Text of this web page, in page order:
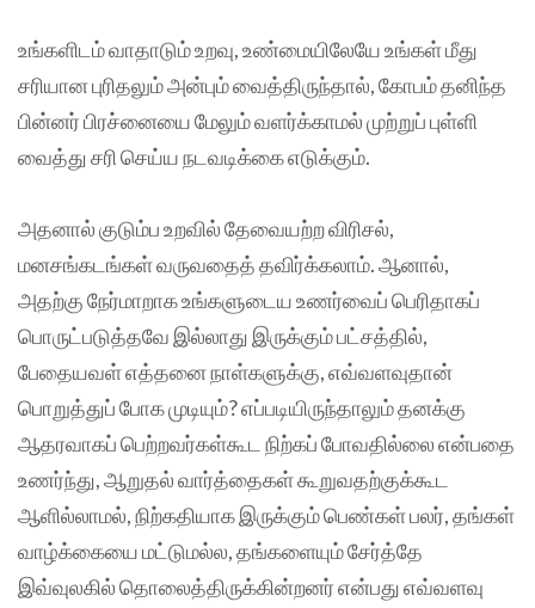
உங்களிடம் வாதாடும் உறவு, உண்மையிலேயே உங்கள் மீது
சரியான புரிதலும் அன்பும் வைத்திருந்தால், கோபம் தனிந்த
பின்னர் பிரச்னையை மேலும் வளர்க்காமல் முற்றுப் புள்ளி
வைத்து சரி செய்ய நடவடிக்கை எடுக்கும்.
அதனால் குடும்ப உறவில் தேவையற்ற விரிசல்,
மனசங்கடங்கள் வருவதைத் தவிர்க்கலாம். ஆனால்,
அதற்கு நேர்மாறாக உங்களுடைய உணர்வைப் பெரிதாகப்
பொருட்படுத்தவே இல்லாது இருக்கும் பட்சத்தில்,
பேதையவள் எத்தனை நாள்களுக்கு, எவ்வளவுதான்
பொறுத்துப் போக முடியும்? எப்படியிருந்தாலும் தனக்கு
ஆதரவாகப் பெற்றவர்கள்கூட நிற்கப் போவதில்லை என்பதை
உணர்ந்து, ஆறுதல் வார்த்தைகள் கூறுவதற்குக்கூட
ஆளில்லாமல், நிற்கதியாக இருக்கும் பெண்கள் பலர், தங்கள்
வாழ்க்கையை மட்டுமல்ல, தங்களையும் சேர்த்தே
இவ்வுலகில் தொலைத்திருக்கின்றனர் என்பது எவ்வளவு